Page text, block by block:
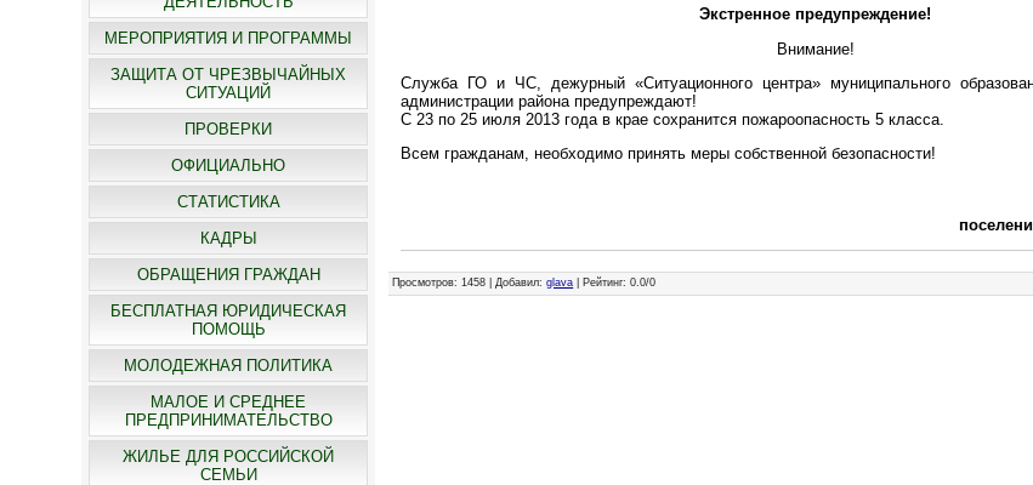
МЕРОПРИЯТИЯ И ПРОГРАММЫ
ЗАЩИТА ОТ ЧРЕЗВЫЧАЙНЫХ
СИТУАЦИЙ
ПРОВЕРКИ
ОФИЦИАЛЬНО
СТАТИСТИКА
КАДРЫ
ОБРАЩЕНИЯ ГРАЖДАН
БЕСПЛАТНАЯ ЮРИДИЧЕСКАЯ
ПОМОЩЬ
МОЛОДЕЖНАЯ ПОЛИТИКА
МАЛОЕ И СРЕДНЕЕ
ПРЕДПРИНИМАТЕЛЬСТВО
ЖИЛЬЕ ДЛЯ РОССИЙСКОЙ
СЕМЬИ
Экстренное предупреждение!
Внимание!
Служба ГО и ЧС, дежурный «Ситуационного центра» муниципального
администрации района предупреждают!
С 23 по 25 июля 2013 года в крае сохранится пожароопасность 5 класса.
Всем гражданам, необходимо принять меры собственной безопасности!
Просмотров: 1458 |Добавил:glava Рейтинг:0.0/0